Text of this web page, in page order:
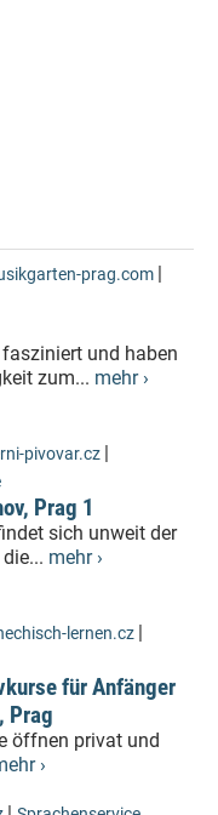
prag.com |
und haben
zum... mehr ›
pivovar.cz |
Prag 1
sich unweit der
mehr ›
lernen.cz |
für Anfänger
Prag
öffnen privat und
›